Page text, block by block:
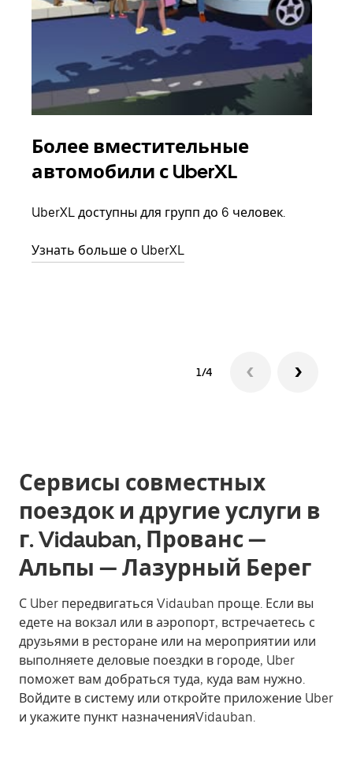
Более вместительные
автомобили с UberXL
UberXL доступны для групп до 6 человек.
Узнать больше о UberXL
1/4
Сервисы совместных
поездок и другие услуги в
г. Vidauban, Прованс —
Альпы — Лазурный Берег
С Uber передвигаться Vidauban проще. Если вы
едете на вокзал или в аэропорт, встречаетесь с
друзьями в ресторане или на мероприятии или
выполняете деловые поездки в городе, Uber
поможет вам добраться туда, куда вам нужно.
Войдите в систему или откройте приложение Uber
и укажите пункт назначенияVidauban.